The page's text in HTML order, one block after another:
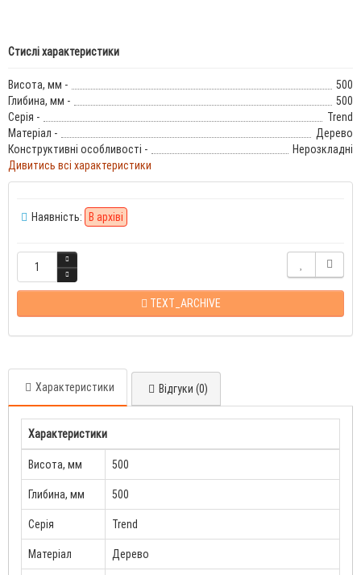
Стислі характеристики
Висота, мм -
500
Глибина, мм -
500
Серія -
Trend
Матеріал -
Дерево
Конструктивні особливості -
Нерозкладні
Дивитись всі характеристики
Наявність: В архіві
TEXT_ARCHIVE
Характеристики Відгуки (0)
Характеристики
Висота, мм 500
Глибина, мм 500
Серія Trend
Матеріал Дерево